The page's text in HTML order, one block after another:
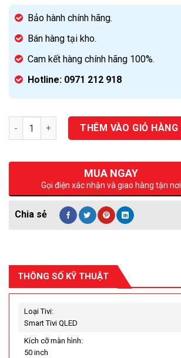
Bảo hành chính hãng.
Bán hàng tại kho.
Cam kết hàng chính hãng 100%.
Hotline: 0971 212 918
Số lượng THÊM VÀO GIỎ HÀNG
MUA NGAY
Gọi điện xác nhận và giao hàng tận nơi
THÔNG SỐ KỸ THUẬT
Loại Tivi:
Smart Tivi QLED
Kích cỡ màn hình:
50 inch